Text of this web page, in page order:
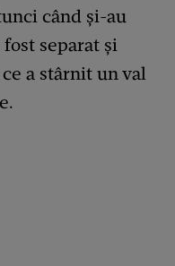
când și-au
separat și
a stârnit un val